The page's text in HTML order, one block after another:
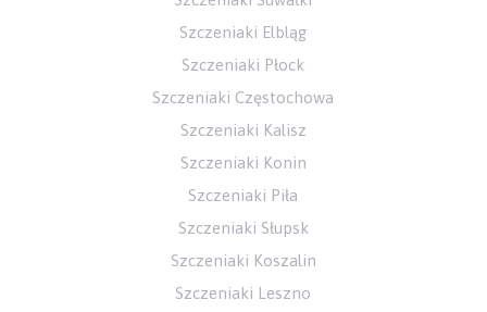
Szczeniaki Elbląg
Szczeniaki Płock
Szczeniaki Częstochowa
Szczeniaki Kalisz
Szczeniaki Konin
Szczeniaki Piła
Szczeniaki Słupsk
Szczeniaki Koszalin
Szczeniaki Leszno